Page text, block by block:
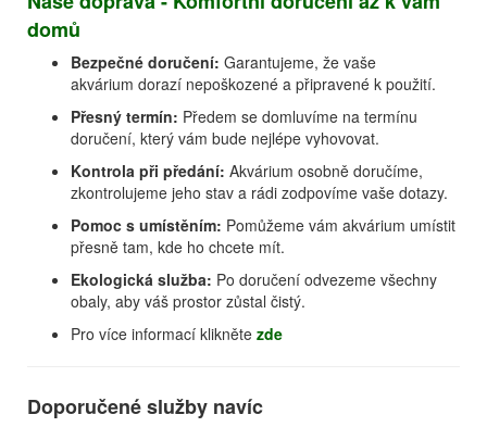
domů
Bezpečné doručení: Garantujeme, že vaše
akvárium dorazí nepoškozené a připravené k použití.
Přesný termín: Předem se domluvíme na termínu
doručení, který vám bude nejlépe vyhovovat.
Kontrola při předání: Akvárium osobně doručíme,
zkontrolujeme jeho stav a rádi zodpovíme vaše dotazy.
Pomoc s umístěním: Pomůžeme vám akvárium umístit
přesně tam, kde ho chcete mít.
Ekologická služba: Po doručení odvezeme všechny
obaly, aby váš prostor zůstal čistý.
Pro více informací klikněte zde
Doporučené služby navíc